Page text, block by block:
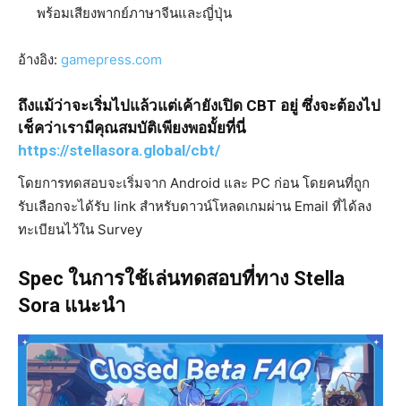
พร้อมเสียงพากย์ภาษาจีนและญี่ปุ่น
อ้างอิง: gamepress.com
ถึงแม้ว่าจะเริ่มไปแล้วแต่เค้ายังเปิด CBT อยู่ ซึ่งจะต้องไป
เช็คว่าเรามีคุณสมบัติเพียงพอมั้ยที่นี่
https://stellasora.global/cbt/
โดยการทดสอบจะเริ่มจาก Android และ PC ก่อน โดยคนที่ถูก
รับเลือกจะได้รับ link สำหรับดาวน์โหลดเกมผ่าน Email ที่ได้ลง
ทะเบียนไว้ใน Survey
Spec ในการใช้เล่นทดสอบที่ทาง Stella
Sora แนะนำ